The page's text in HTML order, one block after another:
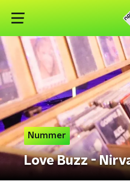
Nummer
Love Buzz -